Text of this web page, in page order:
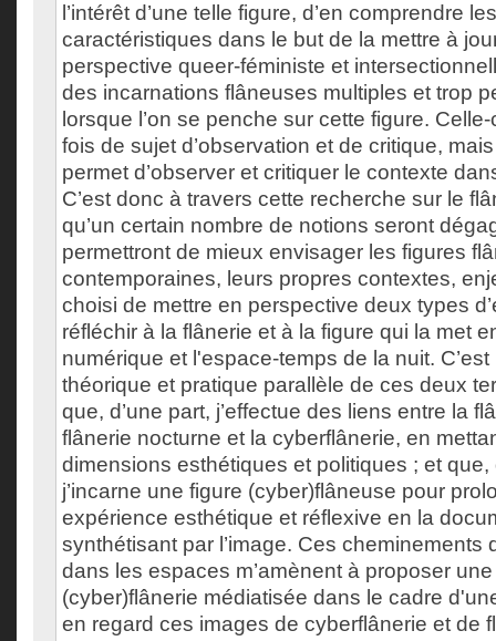
l’intérêt d’une telle figure, d’en comprendre
caractéristiques dans le but de la mettre à
perspective queer-féministe et
des incarnations flâneuses multiples et trop
lorsque l’on se penche sur cette figure.
fois de sujet d’observation et de critique,
permet d’observer et critiquer le contexte
C’est donc à travers cette recherche sur le
qu’un certain nombre de notions seront
permettront de mieux envisager les figures
contemporaines, leurs propres contextes,
choisi de mettre en perspective deux types
réfléchir à la flânerie et à la figure qui la met
numérique et l'espace-temps de la nuit. C’est
théorique et pratique parallèle de ces deux
que, d’une part, j’effectue des liens entre la
flânerie nocturne et la cyberflânerie, en
dimensions esthétiques et politiques ; et que,
j’incarne une figure (cyber)flâneuse pour
expérience esthétique et réflexive en la
synthétisant par l’image. Ces cheminements
dans les espaces m’amènent à proposer
(cyber)flânerie médiatisée dans le cadre
en regard ces images de cyberflânerie et de